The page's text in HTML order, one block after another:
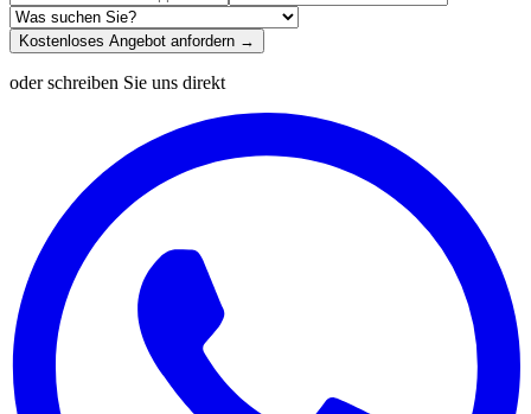
Kostenloses Angebot anfordern →
oder schreiben Sie uns direkt